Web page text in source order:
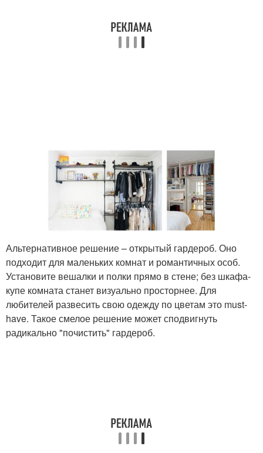
Альтернативное решение – открытый гардероб. Оно
подходит для маленьких комнат и романтичных особ.
Установите вешалки и полки прямо в стене; без шкафа-
купе комната станет визуально просторнее. Для
любителей развесить свою одежду по цветам это must-
have. Такое смелое решение может сподвигнуть
радикально "почистить" гардероб.